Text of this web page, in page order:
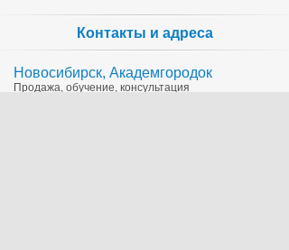
Контакты и адреса
Новосибирск, Академгородок
Продажа, обучение, консультация